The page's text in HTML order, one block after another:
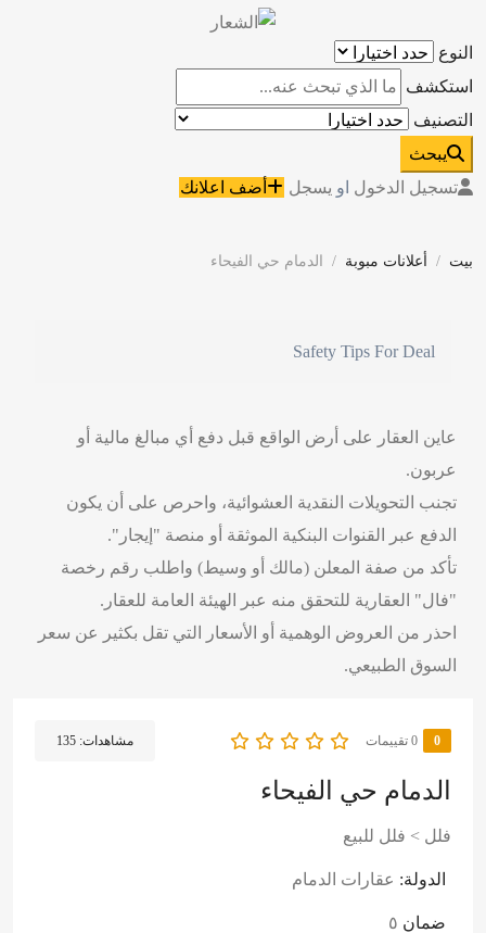
النوع
استكشف
التصنيف
يبحث
تسجيل الدخول او يسجل أضف اعلانك
بيت أعلانات مبوبة الدمام حي الفيحاء
0 ‫0 تقييمات مشاهدات: 135
الدمام حي الفيحاء
فلل > فلل للبيع
الدولة: عقارات الدمام
ضمان
Safety Tips For Deal
عاين العقار على أرض الواقع قبل دفع أي مبالغ مالية أو
عربون.
تجنب التحويلات النقدية العشوائية، واحرص على أن يكون
الدفع عبر القنوات البنكية الموثقة أو منصة "إيجار".
تأكد من صفة المعلن (مالك أو وسيط) واطلب رقم رخصة
"فال" العقارية للتحقق منه عبر الهيئة العامة للعقار.
احذر من العروض الوهمية أو الأسعار التي تقل بكثير عن سعر
السوق الطبيعي.